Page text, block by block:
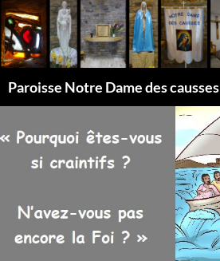
Aller
au
contenu
Paroisse Notre Dame des causses